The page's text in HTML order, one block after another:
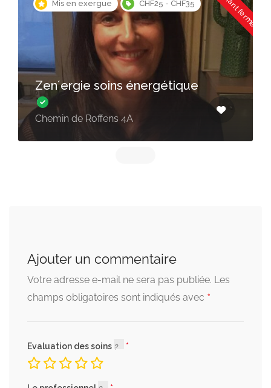
Mis en exergue CHF25 - CHF35
Zen´ergie soins énergétique
Chemin de Roffens 4A
Ajouter un commentaire
Votre adresse e-mail ne sera pas publiée. Les
champs obligatoires sont indiqués avec *
Evaluation des soins